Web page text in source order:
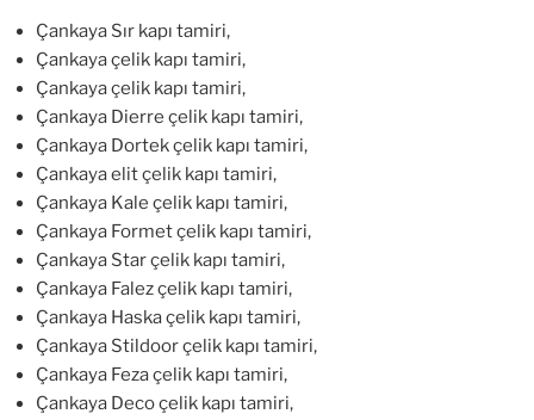
Çankaya Sır kapı tamiri,
Çankaya çelik kapı tamiri,
Çankaya çelik kapı tamiri,
Çankaya Dierre çelik kapı tamiri,
Çankaya Dortek çelik kapı tamiri,
Çankaya elit çelik kapı tamiri,
Çankaya Kale çelik kapı tamiri,
Çankaya Formet çelik kapı tamiri,
Çankaya Star çelik kapı tamiri,
Çankaya Falez çelik kapı tamiri,
Çankaya Haska çelik kapı tamiri,
Çankaya Stildoor çelik kapı tamiri,
Çankaya Feza çelik kapı tamiri,
Çankaya Deco çelik kapı tamiri,